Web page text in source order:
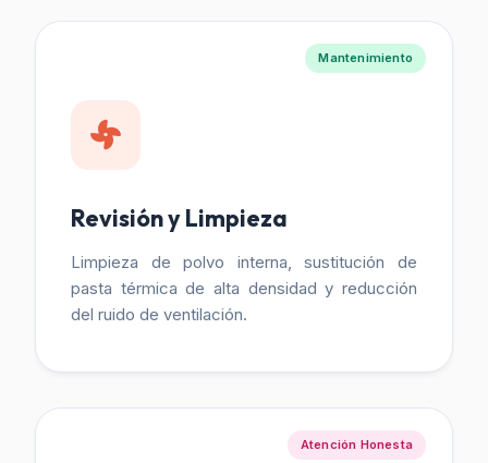
Mantenimiento
Revisión y Limpieza
Limpieza de polvo interna, sustitución de
pasta térmica de alta densidad y reducción
del ruido de ventilación.
Atención Honesta